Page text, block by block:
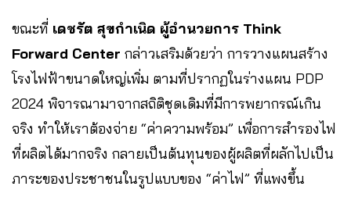
ขณะที่ เดชรัต สุขกำเนิด ผู้อำนวยการ Think
Forward Center กล่าวเสริมด้วยว่า การวางแผนสร้าง
โรงไฟฟ้าขนาดใหญ่เพิ่ม ตามที่ปรากฏในร่างแผน PDP
2024 พิจารณามาจากสถิติชุดเดิมที่มีการพยากรณ์เกิน
จริง ทำให้เราต้องจ่าย “ค่าความพร้อม” เพื่อการสำรองไฟ
ที่ผลิตได้มากจริง กลายเป็นต้นทุนของผู้ผลิตที่ผลักไปเป็น
ภาระของประชาชนในรูปแบบของ “ค่าไฟ” ที่แพงขึ้น